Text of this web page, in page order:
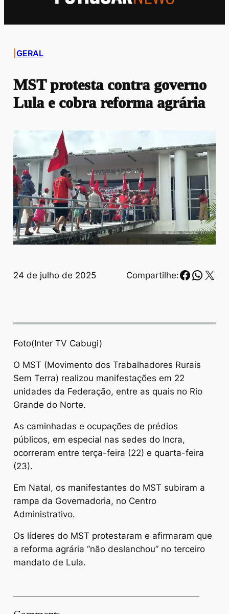
GERAL
MST protesta contra governo
Lula e cobra reforma agrária
24 de julho de 2025 Compartilhe: X
Foto(Inter TV Cabugi)
O MST (Movimento dos Trabalhadores Rurais
Sem Terra) realizou manifestações em 22
unidades da Federação, entre as quais no Rio
Grande do Norte.
As caminhadas e ocupações de prédios
públicos, em especial nas sedes do Incra,
ocorreram entre terça-feira (22) e quarta-feira
(23).
Em Natal, os manifestantes do MST subiram a
rampa da Governadoria, no Centro
Administrativo.
Os líderes do MST protestaram e afirmaram que
a reforma agrária “não deslanchou” no terceiro
mandato de Lula.